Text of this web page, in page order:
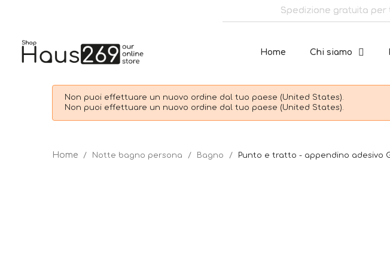
Spedizione gratuita per
Home Chi siamo
Non puoi effettuare un nuovo ordine dal tuo paese (United States).
Non puoi effettuare un nuovo ordine dal tuo paese (United States).
Notte bagno persona Bagno Punto e tratto - appendino adesivo